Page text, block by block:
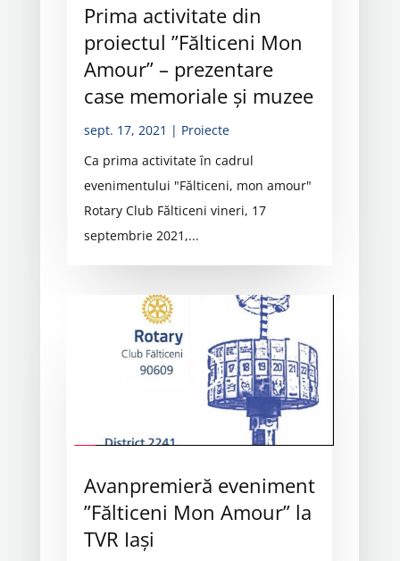
Prima activitate din
proiectul ”Fălticeni Mon
Amour” – prezentare
case memoriale și muzee
sept. 17, 2021 | Proiecte
Ca prima activitate în cadrul
evenimentului "Fălticeni, mon amour"
Rotary Club Fălticeni vineri, 17
septembrie 2021,...
Avanpremieră eveniment
”Fălticeni Mon Amour” la
TVR Iași